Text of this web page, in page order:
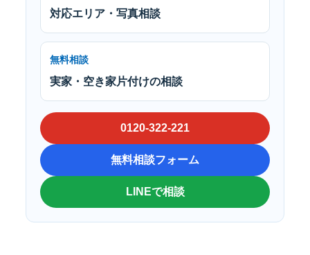
対応エリア・写真相談
無料相談
実家・空き家片付けの相談
0120-322-221
無料相談フォーム
LINEで相談